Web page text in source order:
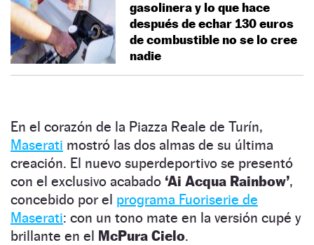
gasolinera y lo que hace
después de echar 130 euros
de combustible no se lo cree
nadie
En el corazón de la Piazza Reale de Turín,
Maserati mostró las dos almas de su última
creación. El nuevo superdeportivo se presentó
con el exclusivo acabado ‘Ai Acqua Rainbow’,
concebido por el programa Fuoriserie de
Maserati: con un tono mate en la versión cupé y
brillante en el McPura Cielo.